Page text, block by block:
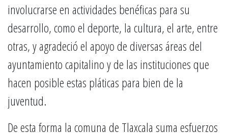
involucrarse en actividades benéficas para su
desarrollo, como el deporte, la cultura, el arte, entre
otras, y agradeció el apoyo de diversas áreas del
ayuntamiento capitalino y de las instituciones que
hacen posible estas pláticas para bien de la
juventud.
De esta forma la comuna de Tlaxcala suma esfuerzos